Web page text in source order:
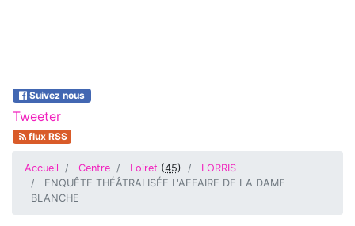
Suivez nous
Tweeter
flux RSS
Accueil Centre Loiret (45)
LORRIS
ENQUÊTE THÉÂTRALISÉE L'AFFAIRE DE LA DAME
BLANCHE